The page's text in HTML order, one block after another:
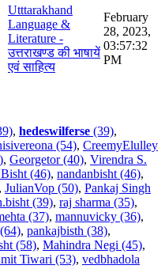
Utttarakhand
Language &
Literature -
उत्तराखण्ड की भाषायें
एवं साहित्य
February
28, 2023,
03:57:32
PM
, hedeswilferse (39),
(54), CreemyElulley
, Georgetor (40), Virendra S.
(46), nandanbisht (46),
, JulianVop (50), Pankaj Singh
(39), raj sharma (35),
(37), mannuvicky (36),
, pankajbisth (38),
(58), Mahindra Negi (45),
Tiwari (53), vedbhadola